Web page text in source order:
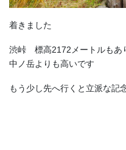
着きました
渋峠 標高2172メートルもあ
中ノ岳よりも高いです
もう少し先へ行くと立派な記